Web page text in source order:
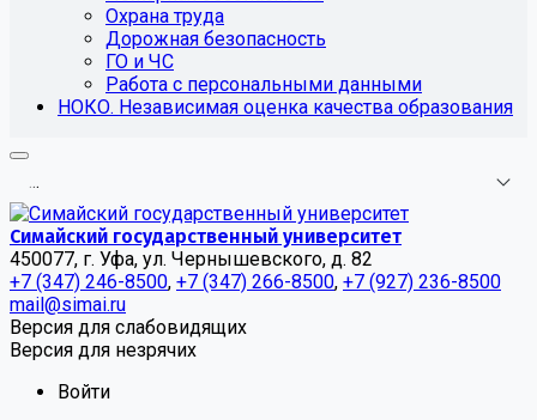
Охрана труда
Дорожная безопасность
ГО и ЧС
Работа с персональными данными
НОКО. Независимая оценка качества образования
...
Симайский государственный университет
450077, г. Уфа, ул. Чернышевского, д. 82
+7 (347) 246-8500, +7 (347) 266-8500, +7 (927) 236-8500
mail@simai.ru
Версия для слабовидящих
Версия для незрячих
Войти